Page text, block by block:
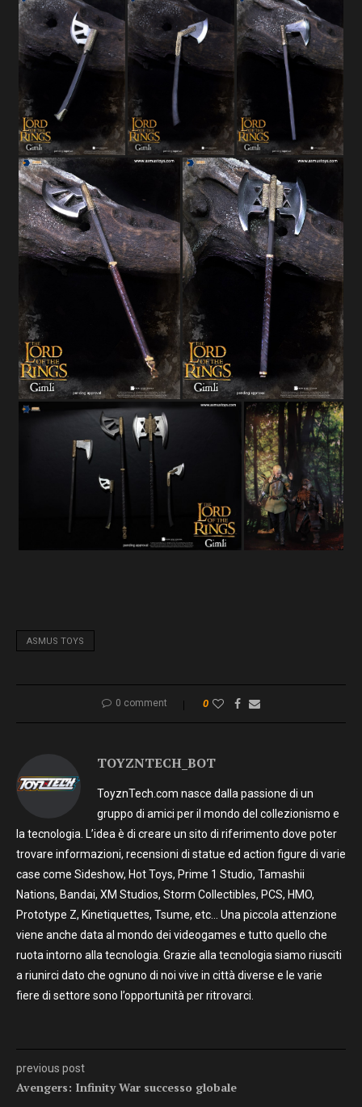
ASMUS TOYS
0 comment 0
TOYZNTECH_BOT
ToyznTech.com nasce dalla passione di un
gruppo di amici per il mondo del collezionismo e
la tecnologia. L’idea è di creare un sito di riferimento dove poter
trovare informazioni, recensioni di statue ed action figure di varie
case come Sideshow, Hot Toys, Prime 1 Studio, Tamashii
Nations, Bandai, XM Studios, Storm Collectibles, PCS, HMO,
Prototype Z, Kinetiquettes, Tsume, etc… Una piccola attenzione
viene anche data al mondo dei videogames e tutto quello che
ruota intorno alla tecnologia. Grazie alla tecnologia siamo riusciti
a riunirci dato che ognuno di noi vive in città diverse e le varie
fiere di settore sono l’opportunità per ritrovarci.
previous post
Avengers: Infinity War successo globale